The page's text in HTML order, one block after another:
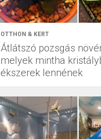
OTTHON & KERT
Átlátszó pozsgás
melyek mintha
ékszerek lennének